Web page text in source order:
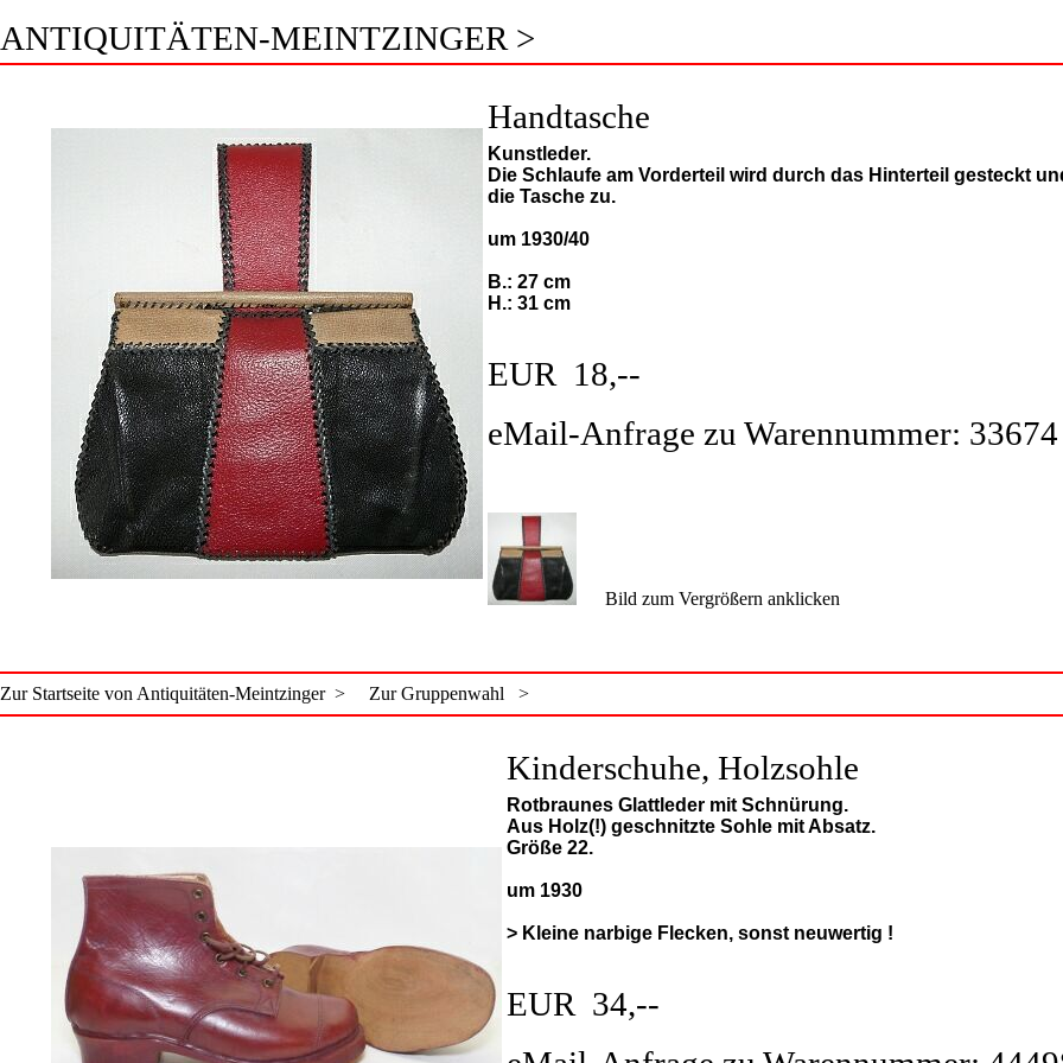
ANTIQUITÄTEN-MEINTZINGER >
Handtasche
Kunstleder.
Die Schlaufe am Vorderteil wird durch das Hinterteil gesteckt
die Tasche zu.
um 1930/40
B.: 27 cm
H.: 31 cm
EUR 18,--
eMail-Anfrage zu Warennummer: 33674
Bild zum Vergrößern anklicken
Zur Startseite von Antiquitäten-Meintzinger > Zur Gruppenwahl >
Kinderschuhe, Holzsohle
Rotbraunes Glattleder mit Schnürung.
Aus Holz(!) geschnitzte Sohle mit Absatz.
Größe 22.
um 1930
> Kleine narbige Flecken, sonst neuwertig !
EUR 34,--